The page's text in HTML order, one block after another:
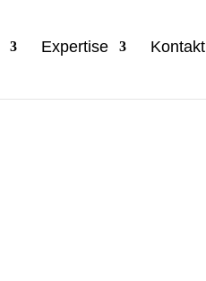
Expertise Kontakt